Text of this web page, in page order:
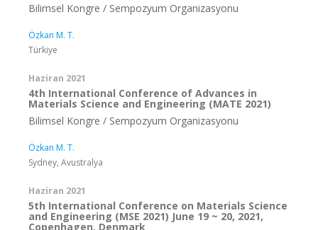
Bilimsel Kongre / Sempozyum Organizasyonu
Özkan M. T.
Türkiye
Haziran 2021
4th International Conference of Advances in
Materials Science and Engineering (MATE 2021)
Bilimsel Kongre / Sempozyum Organizasyonu
Özkan M. T.
Sydney, Avustralya
Haziran 2021
5th International Conference on Materials Science
and Engineering (MSE 2021) June 19 ~ 20, 2021,
Copenhagen, Denmark